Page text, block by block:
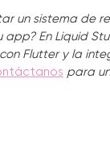
un sistema de
app? En Liquid
Flutter y la
para